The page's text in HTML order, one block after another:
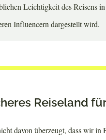
Leichtigkeit des Reisens
Influencern dargestellt wird.
Reiseland
davon überzeugt, dass wir in